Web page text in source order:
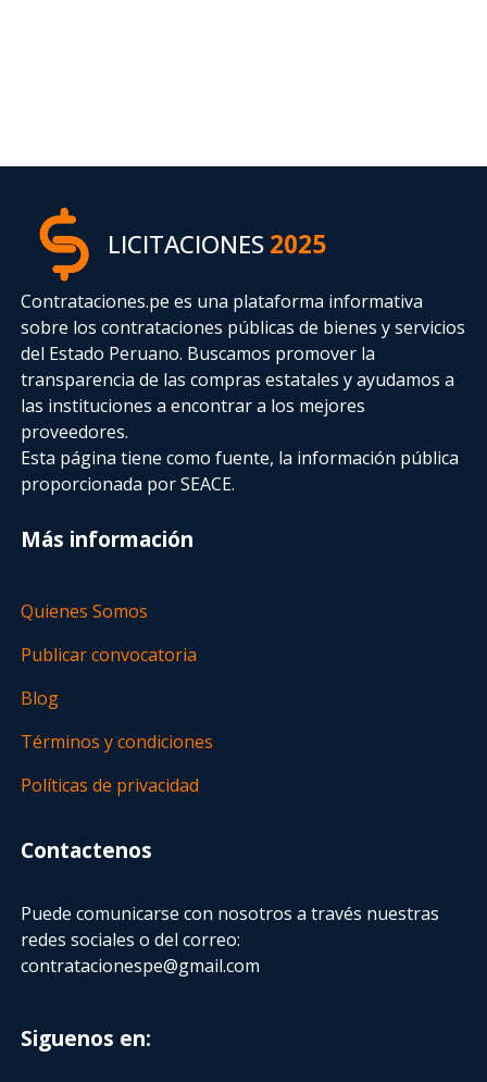
LICITACIONES2025
Contrataciones.pe es una plataforma informativa
sobre los contrataciones públicas de bienes y servicios
del Estado Peruano. Buscamos promover la
transparencia de las compras estatalesy ayudamos a
las instituciones a encontrar a los mejores
proveedores.
Esta página tiene como fuente, la información pública
proporcionada por SEACE.
Más información
Quienes Somos
Publicar convocatoria
Blog
Términos y condiciones
Políticas de privacidad
Contactenos
Puede comunicarse con nosotros a través nuestras
redes sociales o del correo:
contratacionespe@gmail.com
Siguenos en: